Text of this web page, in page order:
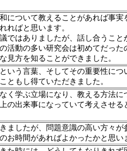
について教えることがあれば事
ればと思います。
ではありましたが、話し合うこ
活動の多い研究会は初めてだっ
見方を知ることができました。
いう言葉、そしてその重要性に
ともし得ていただきました。
く学ぶ立場になり、教える方法
の出来事になっていて考えさせ
ましたが、問題意識の高い方々
お時間があればよかったかと思い